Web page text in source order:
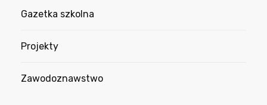
Gazetka szkolna
Projekty
Zawodoznawstwo